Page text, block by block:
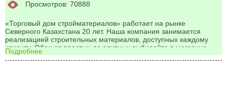
Просмотров: 70888
«Торговый дом стройматериалов» работает на рынке
Северного Казахстана 20 лет. Наша компания занимается
реализацией строительных материалов, доступных каждому
клиенту. Обои от простых до элитных выбирайте в магазине
"Галерея обоев". НОВИНКИ! Царговые двери! Ламинат QUICK
Подробнее